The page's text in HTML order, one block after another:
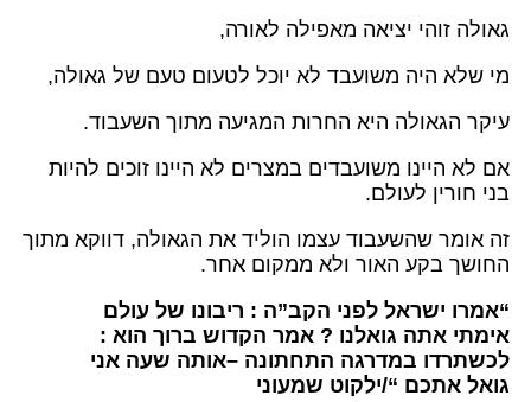
גאולה זוהי יציאה מאפילה לאורה,
מי שלא היה משועבד לא יוכל לטעום טעם של גאולה,
עיקר הגאולה היא החרות המגיעה מתוך השעבוד.
אם לא היינו משועבדים במצרים לא היינו זוכים להיות
בני חורין לעולם.
זה אומר שהשעבוד עצמו הוליד את הגאולה, דווקא מתוך
החושך בקע האור ולא ממקום אחר.
“אמרו ישראל לפני הקב”ה : ריבונו של עולם
אימתי אתה גואלנו ? אמר הקדוש ברוך הוא :
לכשתרדו במדרגה התחתונה –אותה שעה אני
גואל אתכם “/ילקוט שמעוני